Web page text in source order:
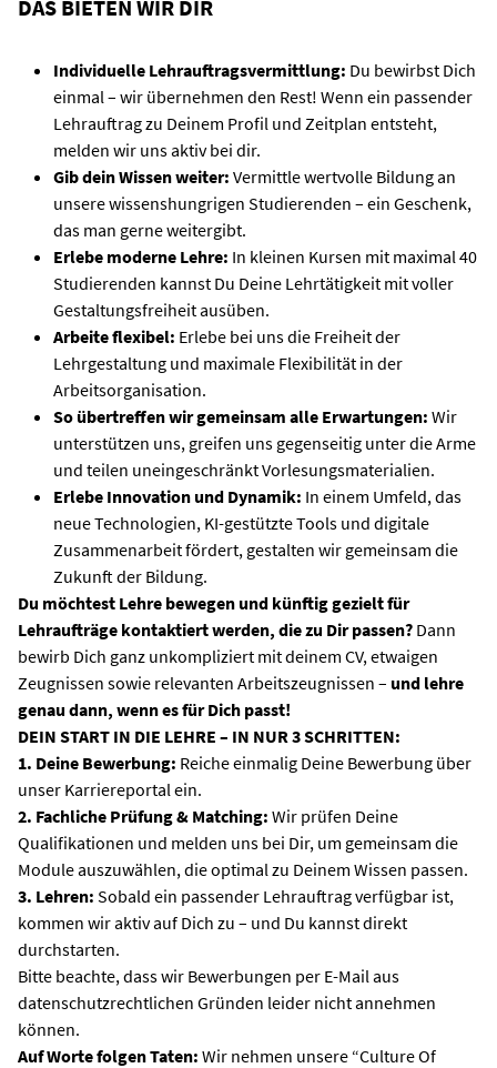
DAS BIETEN WIR DIR
Individuelle Lehrauftragsvermittlung: Du bewirbst Dich
einmal – wir übernehmen den Rest! Wenn ein passender
Lehrauftrag zu Deinem Profil und Zeitplan entsteht,
melden wir uns aktiv bei dir.
Gib dein Wissen weiter: Vermittle wertvolle Bildung an
unsere wissenshungrigen Studierenden – ein Geschenk,
das man gerne weitergibt.
Erlebe moderne Lehre: In kleinen Kursen mit maximal 40
Studierenden kannst Du Deine Lehrtätigkeit mit voller
Gestaltungsfreiheit ausüben.
Arbeite flexibel: Erlebe bei uns die Freiheit der
Lehrgestaltung und maximale Flexibilität in der
Arbeitsorganisation.
So übertreffen wir gemeinsam alle Erwartungen: Wir
unterstützen uns, greifen uns gegenseitig unter die Arme
und teilen uneingeschränkt Vorlesungsmaterialien.
Erlebe Innovation und Dynamik: In einem Umfeld, das
neue Technologien, KI-gestützte Tools und digitale
Zusammenarbeit fördert, gestalten wir gemeinsam die
Zukunft der Bildung.
Du möchtest Lehre bewegen und künftig gezielt für
Lehraufträge kontaktiert werden, die zu Dir passen? Dann
bewirb Dich ganz unkompliziert mit deinem CV, etwaigen
Zeugnissen sowie relevanten Arbeitszeugnissen – und lehre
genau dann, wenn es für Dich passt!
DEIN START IN DIE LEHRE – IN NUR 3 SCHRITTEN:
1. Deine Bewerbung: Reiche einmalig Deine Bewerbung über
unser Karriereportal ein.
2. Fachliche Prüfung & Matching: Wir prüfen Deine
Qualifikationen und melden uns bei Dir, um gemeinsam die
Module auszuwählen, die optimal zu Deinem Wissen passen.
3. Lehren: Sobald ein passender Lehrauftrag verfügbar ist,
kommen wir aktiv auf Dich zu – und Du kannst direkt
durchstarten.
Bitte beachte, dass wir Bewerbungen per E-Mail aus
datenschutzrechtlichen Gründen leider nicht annehmen
können.
Auf Worte folgen Taten: Wir nehmen unsere “Culture Of